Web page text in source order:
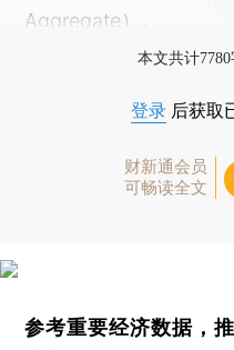
Aggregate）。
本文共计
登录 后获取
财新通会员
可畅读全文
参考重要经济数据，